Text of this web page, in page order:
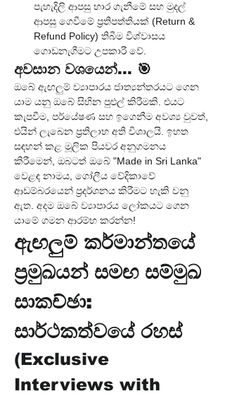
පැහැදිලි ආපසු භාර ගැනීමේ සහ මුදල්
ආපසු ගෙවීමේ ප්‍රතිපත්තියක් (Return &
Refund Policy) තිබීම විශ්වාසය
ගොඩනැගීමට උපකාරී වේ.
අවසාන වශයෙන්... 🎯
ඔබේ ඇඟලුම් ව්‍යාපාරය ජාත්‍යන්තරයට ගෙන
යාම යනු ඔබේ සිහින පුළුල් කිරීමකි. එයට
කැපවීම, පර්යේෂණ සහ ඉගෙනීම අවශ්‍ය වුවත්,
එයින් ලැබෙන ප්‍රතිලාභ අති විශාලයි. ඉහත
සඳහන් කළ මූලික පියවර අනුගමනය
කිරීමෙන්, ඔබටත් ඔබේ "Made in Sri Lanka"
වෙළඳ නාමය, ගෝලීය වේදිකාවේ
ආඩම්බරයෙන් ප්‍රදර්ශනය කිරීමට හැකි වනු
ඇත. අදම ඔබේ ව්‍යාපාරය ලෝකයට ගෙන
යාමේ ගමන ආරම්භ කරන්න!
ඇඟලුම් කර්මාන්තයේ
ප්‍රමුඛයන් සමඟ සම්මුඛ
සාකච්ඡා:
සාර්ථකත්වයේ රහස්
(Exclusive
Interviews with